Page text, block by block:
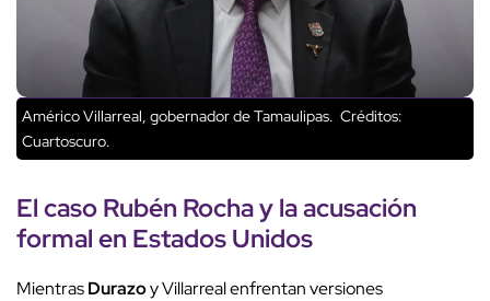
Américo Villarreal, gobernador de Tamaulipas. Créditos:
Cuartoscuro.
El casoRubén Rochay laacusación
formalen Estados Unidos
MientrasDurazoy Villarreal enfrentan versiones